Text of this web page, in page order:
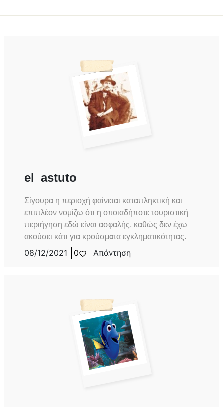
el_astuto
Σίγουρα η περιοχή φαίνεται καταπληκτική και
επιπλέον νομίζω ότι η οποιαδήποτε τουριστική
περιήγηση εδώ είναι ασφαλής, καθώς δεν έχω
ακούσει κάτι για κρούσματα εγκληματικότητας.
08/12/2021 0 Απάντηση